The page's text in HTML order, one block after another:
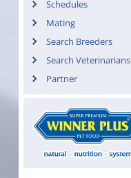
Schedules
Mating
Search Breeders
Search Veterinarians
Partner